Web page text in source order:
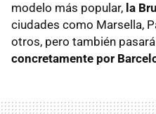
modelo más popular, la
ciudades como Marsella,
otros, pero también
concretamente por